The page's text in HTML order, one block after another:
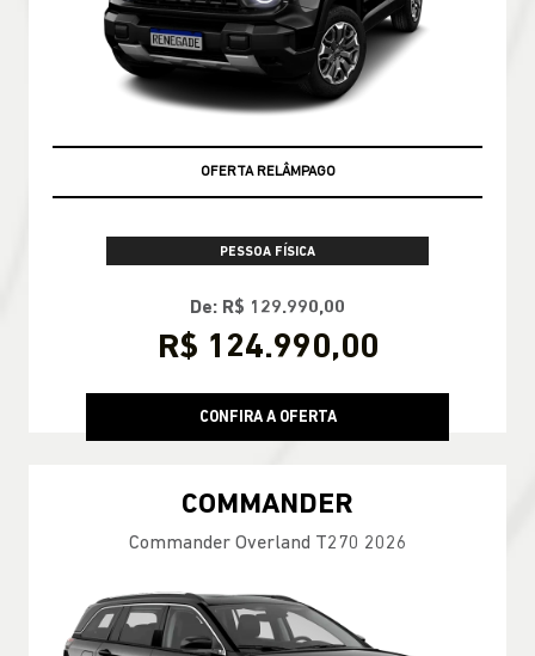
OFERTA RELÂMPAGO
PESSOA FÍSICA
De: R$ 129.990,00
R$ 124.990,00
CONFIRA A OFERTA
COMMANDER
Commander Overland T270 2026